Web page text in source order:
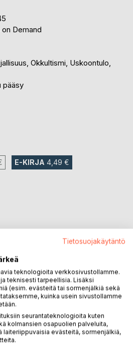
Demand
Okkultismi, Uskoontulo,
pääsy
E-KIRJA 4,49 €
Tietosuojakäytäntö
teknologioita verkkosivustollamme.
teknisesti tarpeellisia. Lisäksi
(esim. evästeitä tai sormenjälkiä sekä
kuinka usein sivustollamme
seurantateknologioita kuten
kolmansien osapuolien palveluita,
laiteriippuvaisia evästeitä, sormenjälkiä,